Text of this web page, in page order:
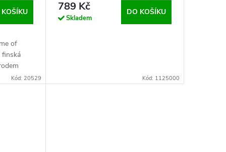
of
finská
tónyKód: 20529
789 Kč
Skladem
DO KOŠÍKU
Kód: 1125000